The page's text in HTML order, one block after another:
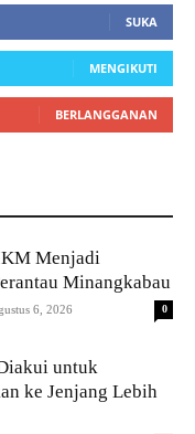
SUKA
MENGIKUTI
BERLANGGANAN
Menjadi
Minangkabau
6, 2026 0
untuk
ke Jenjang Lebih